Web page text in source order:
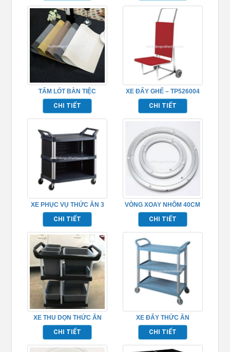
TẤM LÓT BÀN TIỆC
PLACEMAT TP681051
CHI TIẾT
XE ĐẨY GHẾ – TP526004
CHI TIẾT
XE PHỤC VỤ THỨC ĂN 3
TẦNG TP_680111
CHI TIẾT
VÒNG XOAY NHÔM 40CM
TP681046
CHI TIẾT
XE THU DỌN THỨC ĂN
TP_680110
CHI TIẾT
XE ĐẨY THỨC ĂN
TP680103
CHI TIẾT